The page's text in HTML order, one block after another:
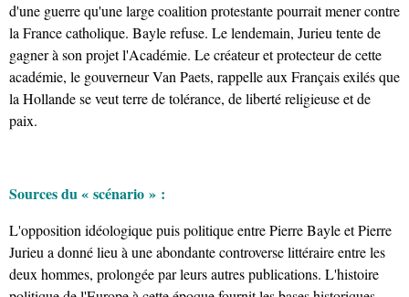
d'une guerre qu'une large coalition protestante pourrait mener contre
la France catholique. Bayle refuse. Le lendemain, Jurieu tente de
gagner à son projet l'Académie. Le créateur et protecteur de cette
académie, le gouverneur Van Paets, rappelle aux Français exilés que
la Hollande se veut terre de tolérance, de liberté religieuse et de
paix.
Sources du « scénario » :
L'opposition idéologique puis politique entre Pierre Bayle et Pierre
Jurieu a donné lieu à une abondante controverse littéraire entre les
deux hommes, prolongée par leurs autres publications. L'histoire